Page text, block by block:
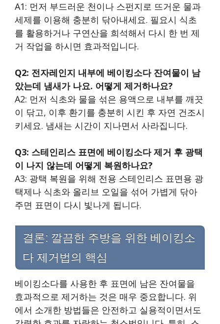
A1: 먼저 부드러운 천이나 스펀지로 뜨거운 물과
세제를 이용해 충분히 닦아내세요. 필요시 식초
를 활용하거나 구연산을 희석해서 다시 한 번 제
거 작업을 하시면 효과적입니다.
Q2: 전자레인지 내부에 베이킹소다 잔여물이 남
았는데 냄새가 나요. 어떻게 제거하나요?
A2: 먼저 식초와 물을 섞은 용액으로 내부를 깨끗
이 닦고, 이후 환기를 충분히 시킨 후 자연 건조시
키세요. 냄새는 시간이 지나면서 사라집니다.
Q3: 스테인리스 표면에 베이킹소다 제거 후 광택
이 나지 않는데 어떻게 복원하나요?
A3: 광택 복원을 위해 전용 스테인리스 표면용 광
택제나 식초와 올리브 오일을 섞어 가볍게 닦아
주면 표면이 다시 빛나게 됩니다.
결론: 깔끔한 주방을 위한 베이킹소
다 제거법의 핵심
베이킹소다를 사용한 후 표면에 남은 잔여물을
효과적으로 제거하는 것은 매우 중요합니다. 위
에서 소개한 방법들은 안전하고 실용적이면서도